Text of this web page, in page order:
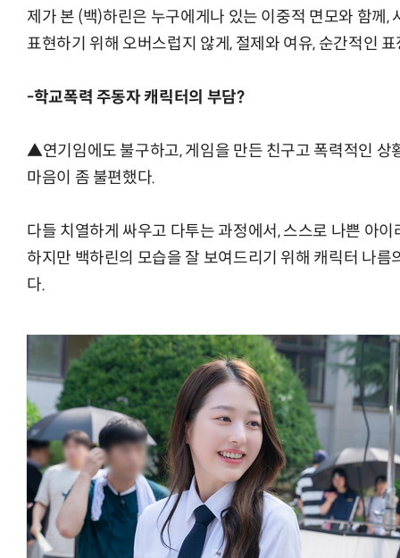
제가 본 (백)하린은 누구에게나 있는 이중적 면모와 함께,
표현하기 위해 오버스럽지 않게, 절제와 여유, 순간적인
-학교폭력 주동자 캐릭터의 부담?
▲연기임에도 불구하고, 게임을 만든 친구고 폭력적인 상
마음이 좀 불편했다.
다들 치열하게 싸우고 다투는 과정에서, 스스로 나쁜 아
하지만 백하린의 모습을 잘 보여드리기 위해 캐릭터 나
다.